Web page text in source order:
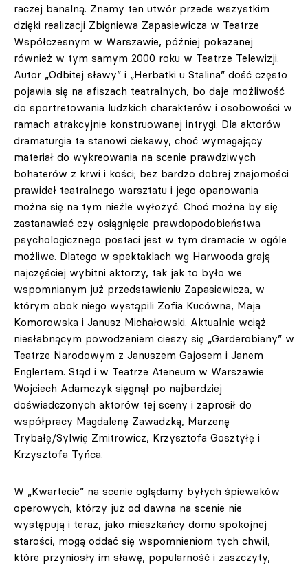
raczej banalną. Znamy ten utwór przede wszystkim
dzięki realizacji Zbigniewa Zapasiewicza w Teatrze
Współczesnym w Warszawie, później pokazanej
również w tym samym 2000 roku w Teatrze Telewizji.
Autor „Odbitej sławy” i „Herbatki u Stalina” dość często
pojawia się na afiszach teatralnych, bo daje możliwość
do sportretowania ludzkich charakterów i osobowości w
ramach atrakcyjnie konstruowanej intrygi. Dla aktorów
dramaturgia ta stanowi ciekawy, choć wymagający
materiał do wykreowania na scenie prawdziwych
bohaterów z krwi i kości; bez bardzo dobrej znajomości
prawideł teatralnego warsztatu i jego opanowania
można się na tym nieźle wyłożyć. Choć można by się
zastanawiać czy osiągnięcie prawdopodobieństwa
psychologicznego postaci jest w tym dramacie w ogóle
możliwe. Dlatego w spektaklach wg Harwooda grają
najczęściej wybitni aktorzy, tak jak to było we
wspomnianym już przedstawieniu Zapasiewicza, w
którym obok niego wystąpili Zofia Kucówna, Maja
Komorowska i Janusz Michałowski. Aktualnie wciąż
niesłabnącym powodzeniem cieszy się „Garderobiany” w
Teatrze Narodowym z Januszem Gajosem i Janem
Englertem. Stąd i w Teatrze Ateneum w Warszawie
Wojciech Adamczyk sięgnął po najbardziej
doświadczonych aktorów tej sceny i zaprosił do
współpracy Magdalenę Zawadzką, Marzenę
Trybałę/Sylwię Zmitrowicz, Krzysztofa Gosztyłę i
Krzysztofa Tyńca.
W „Kwartecie” na scenie oglądamy byłych śpiewaków
operowych, którzy już od dawna na scenie nie
występują i teraz, jako mieszkańcy domu spokojnej
starości, mogą oddać się wspomnieniom tych chwil,
które przyniosły im sławę, popularność i zaszczyty,